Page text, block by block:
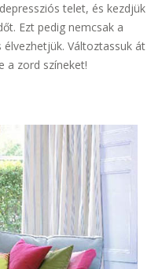
telet, és kezdjük
Ezt pedig nemcsak a
Változtassuk át
a zord színeket!